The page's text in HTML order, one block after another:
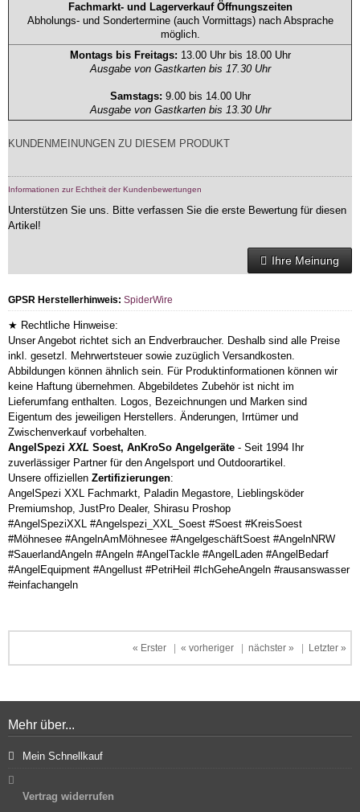
Fachmarkt- und Lagerverkauf Öffnungszeiten
Abholungs- und Sondertermine (auch Vormittags) nach Absprache
möglich.
Montags bis Freitags: 13.00 Uhr bis 18.00 Uhr
Ausgabe von Gastkarten bis 17.30 Uhr
Samstags: 9.00 bis 14.00 Uhr
Ausgabe von Gastkarten bis 13.30 Uhr
KUNDENMEINUNGEN ZU DIESEM PRODUKT
Informationen zur Echtheit der Kundenbewertungen
Unterstützen Sie uns. Bitte verfassen Sie die erste Bewertung für diesen
Artikel!
Ihre Meinung
GPSR Herstellerhinweis: SpiderWire
★ Rechtliche Hinweise:
Unser Angebot richtet sich an Endverbraucher. Deshalb sind alle Preise
inkl. gesetzl. Mehrwertsteuer sowie zuzüglich Versandkosten.
Abbildungen können ähnlich sein. Für Produktinformationen können wir
keine Haftung übernehmen. Abgebildetes Zubehör ist nicht im
Lieferumfang enthalten. Logos, Bezeichnungen und Marken sind
Eigentum des jeweiligen Herstellers. Änderungen, Irrtümer und
Zwischenverkauf vorbehalten.
AngelSpeziXXL Soest, AnKroSo Angelgeräte - Seit 1994 Ihr
zuverlässiger Partner für den Angelsport und Outdoorartikel.
Unsere offiziellen Zertifizierungen:
AngelSpezi XXL Fachmarkt, Paladin Megastore, Lieblingsköder
Premiumshop, JustPro Dealer, Shirasu Proshop
#AngelSpeziXXL #Angelspezi_XXL_Soest #Soest #KreisSoest
#Möhnesee #AngelnAmMöhnesee #AngelgeschäftSoest #AngelnNRW
#SauerlandAngeln #Angeln #AngelTackle #AngelLaden #AngelBedarf
#AngelEquipment #Angellust #PetriHeil #IchGeheAngeln #rausanswasser
#einfachangeln
« Erster « vorheriger nächster » Letzter »
Mehr über...
Mein Schnellkauf
Vertrag widerrufen